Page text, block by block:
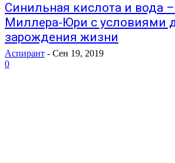
Синильная кислота и вода
Миллера-Юри с условиями
зарождения жизни
Аспирант - Сен 19, 2019
0